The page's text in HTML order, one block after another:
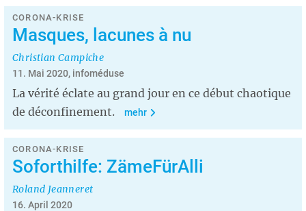
CORONA-KRISE
Masques, lacunes à nu
Christian Campiche
11. Mai 2020, infoméduse
La vérité éclate au grand jour en ce début chaotique
de déconfinement.
mehr
CORONA-KRISE
Soforthilfe: ZämeFürAlli
Roland Jeanneret
16. April 2020